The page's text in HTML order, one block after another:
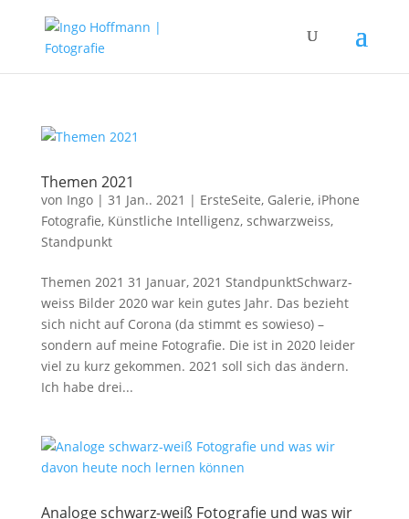
Themen 2021
von Ingo| 31 Jan.. 2021 | ErsteSeite, Galerie, iPhone
Fotografie, Künstliche Intelligenz, schwarzweiss,
Standpunkt
Themen 2021 31 Januar, 2021 StandpunktSchwarz-
weiss Bilder 2020 war kein gutes Jahr. Das bezieht
sich nicht auf Corona (da stimmt es sowieso) –
sondern auf meine Fotografie. Die ist in 2020 leider
viel zu kurz gekommen. 2021 soll sich das ändern.
Ich habe drei...
Analoge schwarz-weiß Fotografie und was wir